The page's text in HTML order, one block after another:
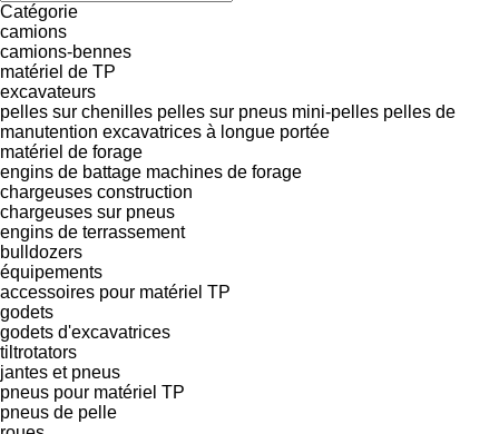
Catégorie
camions
camions-bennes
matériel de TP
excavateurs
pelles sur chenilles pelles sur pneus mini-pelles pelles de
manutention excavatrices à longue portée
matériel de forage
engins de battage machines de forage
chargeuses construction
chargeuses sur pneus
engins de terrassement
bulldozers
équipements
accessoires pour matériel TP
godets
godets d'excavatrices
tiltrotators
jantes et pneus
pneus pour matériel TP
pneus de pelle